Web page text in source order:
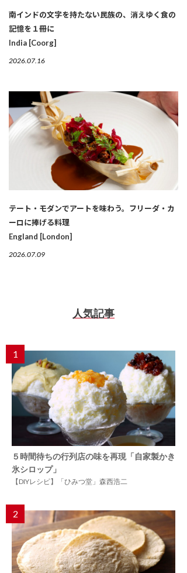
南インドの文字を持たない民族の、消えゆく食の
記憶を１冊に
India [Coorg]
2026.07.16
テート・モダンでアートを味わう。フリーダ・カ
ーロに捧げる料理
England [London]
2026.07.09
人気記事
1
５時間待ちの行列店の味を再現「自家製かき
氷シロップ」
【DIYレシピ】「ひみつ堂」森西浩二
2